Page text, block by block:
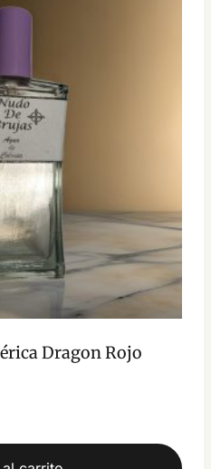
Dragon Rojo